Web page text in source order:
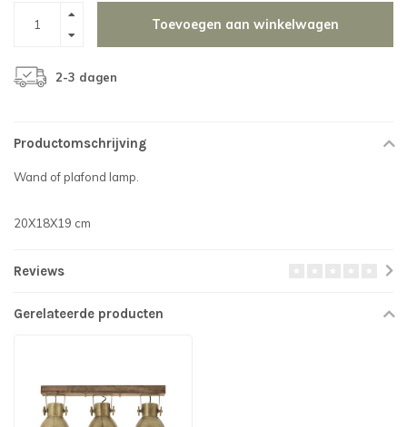
Toevoegen aan winkelwagen
2-3 dagen
Productomschrijving
Wand of plafond lamp.
20X18X19 cm
Reviews
Gerelateerde producten